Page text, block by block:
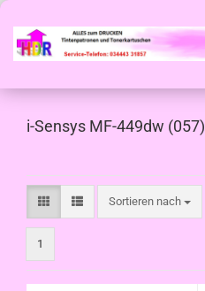
i-Sensys MF-449dw (057)
Sortieren nach
Sortieren nach
1